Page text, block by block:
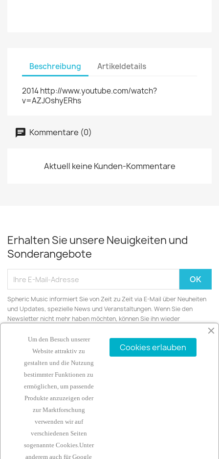
Beschreibung Artikeldetails
2014 http://www.youtube.com/watch?
v=AZJOshyERhs
Kommentare (0)
Aktuell keine Kunden-Kommentare
Erhalten Sie unsere Neuigkeiten und
Sonderangebote
Spheric Music informiert Sie von Zeit zu Zeit via E-Mail über Neuheiten
und Updates, spezielle News und Veranstaltungen. Wenn Sie den
Newsletter nicht mehr haben möchten, können Sie ihn wieder
ARTIKEL
UNTERNEHMEN
KONTAKTINFORMATIONEN
Um den Besuch unserer
Website attraktiv zu
gestalten und die Nutzung
bestimmter Funktionen zu
ermöglichen, um passende
Produkte anzuzeigen oder
zur Marktforschung
verwenden wir auf
verschiedenen Seiten
sogenannte Cookies.Unter
anderem auch fürGoogle
Cookies erlauben